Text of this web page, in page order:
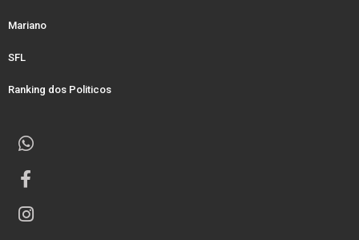
Mariano
SFL
Ranking dos Politicos